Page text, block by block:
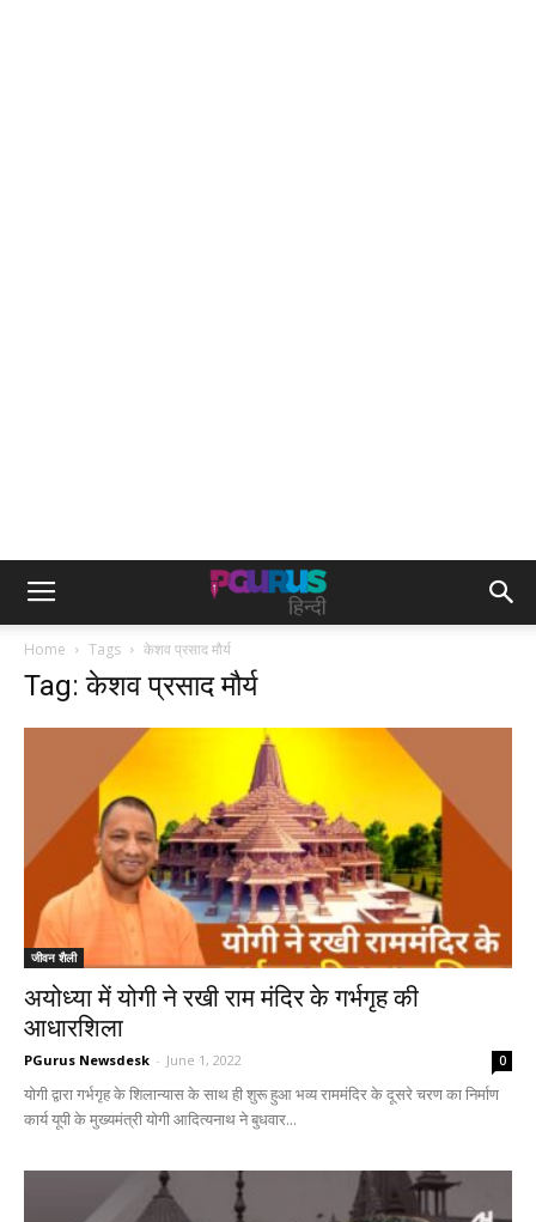
Home Tags केशव प्रसाद मौर्य
Tag: केशव प्रसाद मौर्य
जीवन शैली
अयोध्या में योगी ने रखी राम मंदिर के गर्भगृह की
आधारशिला
PGurus Newsdesk - June 1, 2022 0
योगी द्वारा गर्भगृह के शिलान्यास के साथ ही शुरू हुआ भव्य राममंदिर के दूसरे चरण का निर्माण
कार्य यूपी के मुख्यमंत्री योगी आदित्यनाथ ने बुधवार...